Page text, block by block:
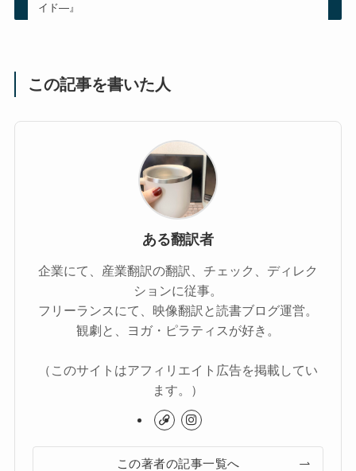
イド―』
この記事を書いた人
ある翻訳者
企業にて、産業翻訳の翻訳、チェック、ディレク
ションに従事。
フリーランスにて、映像翻訳と読書ブログ運営。
観劇と、ヨガ・ピラティスが好き。
（このサイトはアフィリエイト広告を掲載してい
ます。）
この著者の記事一覧へ